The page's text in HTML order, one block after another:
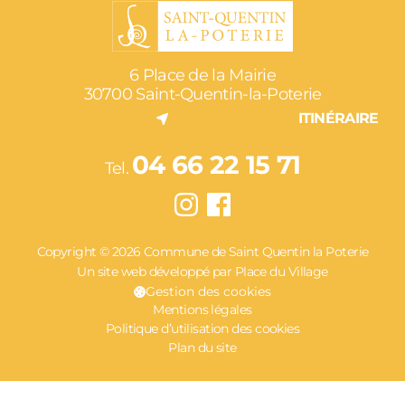
6 Place de la Mairie
30700 Saint-Quentin-la-Poterie
ITINÉRAIRE
Tel. 04 66 22 15 71
Copyright © 2026 Commune de Saint Quentin la Poterie
Un site web développé par Place du Village
Gestion des cookies
Mentions légales
Politique d’utilisation des cookies
Plan du site